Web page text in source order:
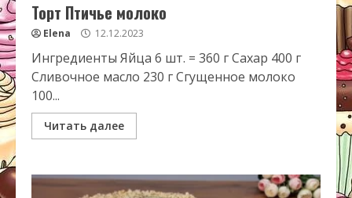
Торт Птичье молоко
Elena 12.12.2023
Ингредиенты Яйца 6 шт. = 360 г Сахар 400 г
Сливочное масло 230 г Сгущенное молоко
100...
Читать далее